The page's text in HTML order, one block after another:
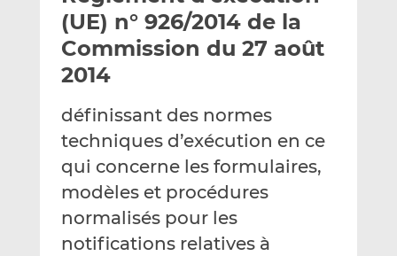
e
r
p
e
m
i
l
g
e
r
r
L
n
k
e
d
g
e
r
F
c
e
b
o
(UE) n° 926/2014 de la
Commission du 27 août
2014
définissant des normes
techniques d’exécution en ce
qui concerne les formulaires,
modèles et procédures
normalisés pour les
notifications relatives à